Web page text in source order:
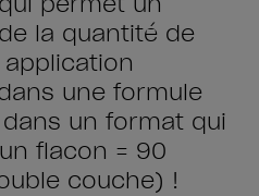
la quantité de
une formule
un format qui
flacon = 90
couche) !